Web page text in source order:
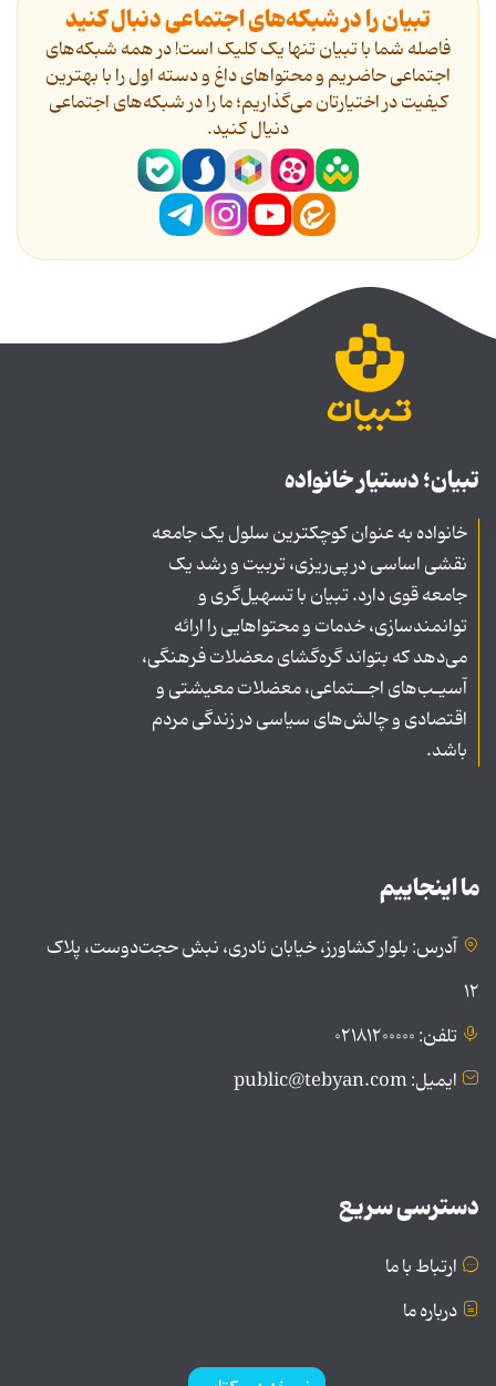
تبیان را در شبکه‌های اجتماعی دنبال کنید
فاصله شما با تبیان تنها یک کلیک است! در همه شبکه‌های
اجتماعی حاضریم و محتواهای داغ و دسته اول را با بهترین
کیفیت در اختیارتان می‌گذاریم؛ ما را در شبکه‌های اجتماعی
دنیال کنید.
تبیان؛ دستیار خانواده
خانواده به عنوان کوچکترین سلول یک جامعه
نقشی اساسی در پی‌ریزی، تربیت و رشد یک
جامعه قوی دارد. تبیان با تسهیل‌گری و
توانمندسازی، خدمات و محتواهایی را ارائه
می‌دهد که بتواند گره‌گشای معضلات فرهنگی،
آسیـب‌های اجــتماعی، معضلات معیشتی و
اقتصادی و چالش‌های سیاسی در زندگی مردم
باشد.
ما اینجاییم
آدرس: بلوار کشاورز، خیابان نادری، نبش حجت‌دوست، پلاک
۱۲
تلفن: ۰۲۱۸۱۲۰۰۰۰۰
ایمیل: public@tebyan.com
دسترسی سریع
ارتباط با ما
درباره ما